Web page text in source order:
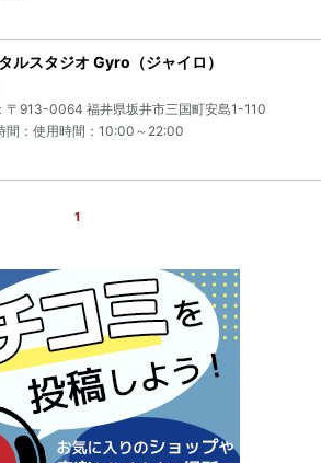
ルスタジオ Gyro（ジャイロ）
〒913-0064 福井県坂井市三国町安島1-110
間：使用時間：10:00～22:00
1